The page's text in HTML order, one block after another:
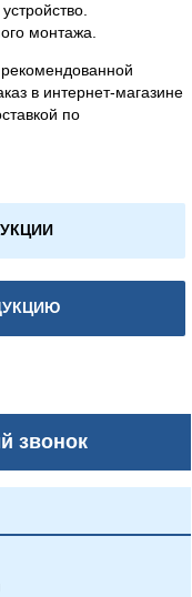
монтажа.
в интернет-магазине
по
звонок